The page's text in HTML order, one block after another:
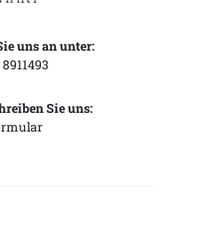
uns an unter:
Sie uns: